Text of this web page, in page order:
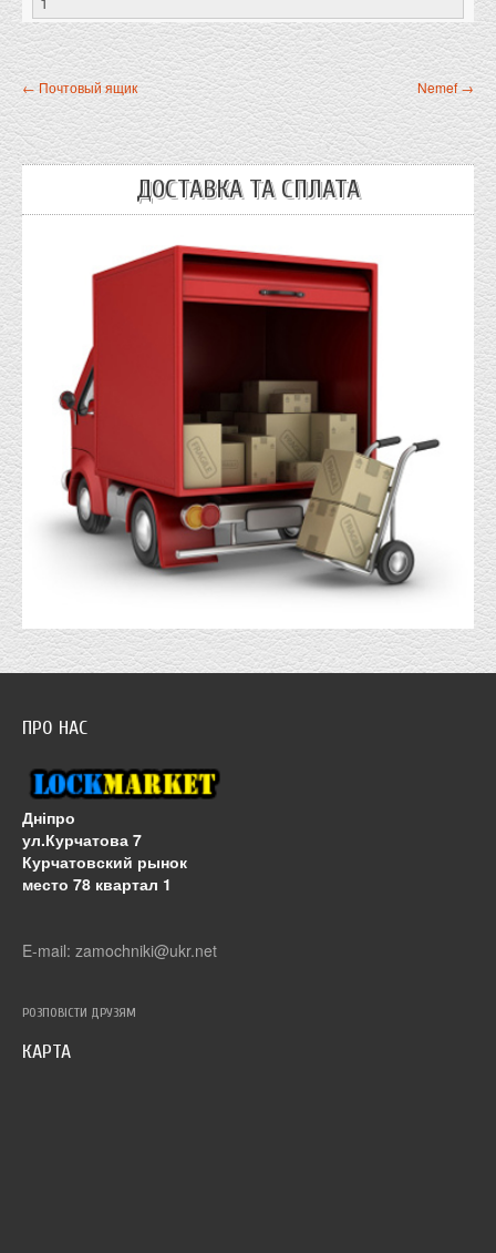
Nemef →
← Почтовый ящик
ДОСТАВКА ТА СПЛАТА
ПРО НАС
Дніпро
ул.Курчатова 7
Курчатовский рынок
место 78 квартал 1
E-mail: zamochniki@ukr.net
РОЗПОВІСТИ ДРУЗЯМ
КАРТА